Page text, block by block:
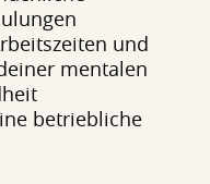
und
mentalen
betriebliche